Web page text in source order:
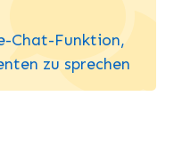
Chat-Funktion,
zu sprechen